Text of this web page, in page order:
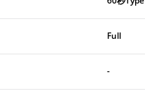
Full
-